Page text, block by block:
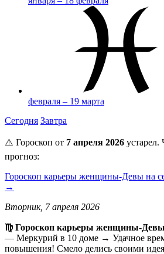
февраля – 19 марта
Сегодня Завтра
⚠️ Гороскоп от 7 апреля 2026 устарел.
прогноз:
Гороскоп карьеры женщины-Девы на
→
Вторник, 7 апреля 2026
♍️ Гороскоп карьеры женщины-Девы
— Меркурий в 10 доме → Удачное
повышения! Смело делись своими